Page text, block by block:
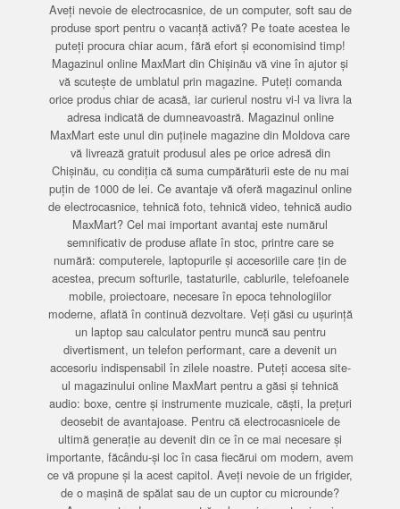
Aveți nevoie de electrocasnice, de un computer, soft sau de
produse sport pentru o vacanță activă? Pe toate acestea le
puteți procura chiar acum, fără efort și economisind timp!
Magazinul online MaxMart din Chișinău vă vine în ajutor și
vă scutește de umblatul prin magazine. Puteți comanda
orice produs chiar de acasă, iar curierul nostru vi-l va livra la
adresa indicată de dumneavoastră. Magazinul online
MaxMart este unul din puținele magazine din Moldova care
vă livrează gratuit produsul ales pe orice adresă din
Chișinău, cu condiția că suma cumpărăturii este de nu mai
puțin de 1000 de lei. Ce avantaje vă oferă magazinul online
de electrocasnice, tehnică foto, tehnică video, tehnică audio
MaxMart? Cel mai important avantaj este numărul
semnificativ de produse aflate în stoc, printre care se
numără: computerele, laptopurile și accesoriile care țin de
acestea, precum softurile, tastaturile, cablurile, telefoanele
mobile, proiectoare, necesare în epoca tehnologiilor
moderne, aflată în continuă dezvoltare. Veți găsi cu ușurință
un laptop sau calculator pentru muncă sau pentru
divertisment, un telefon performant, care a devenit un
accesoriu indispensabil în zilele noastre. Puteți accesa site-
ul magazinului online MaxMart pentru a găsi și tehnică
audio: boxe, centre și instrumente muzicale, căști, la prețuri
deosebit de avantajoase. Pentru că electrocasnicele de
ultimă generație au devenit din ce în ce mai necesare și
importante, făcându-și loc în casa fiecărui om modern, avem
ce vă propune și la acest capitol. Aveți nevoie de un frigider,
de o mașină de spălat sau de un cuptor cu microunde?